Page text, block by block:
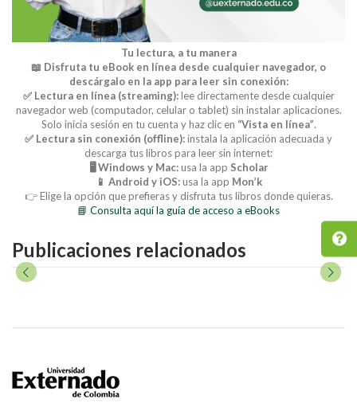
Tu lectura, a tu manera
📖 Disfruta tu eBook en línea desde cualquier navegador, o
descárgalo en la app para leer sin conexión:
✅ Lectura en línea (streaming):lee directamente desde cualquier
navegador web (computador, celular o tablet) sin instalar aplicaciones.
Solo inicia sesión en tu cuenta y haz clic en “Vista en línea”.
✅ Lectura sin conexión (offline):instala la aplicación adecuada y
descarga tus libros para leer sin internet:
🖥️ Windows y Mac:usa la app Scholar
📱 Android y iOS:usa la app Mon’k
👉 Elige la opción que prefieras y disfruta tus libros donde quieras.
📘 Consulta aquí la guía de acceso a eBooks
Publicaciones relacionados